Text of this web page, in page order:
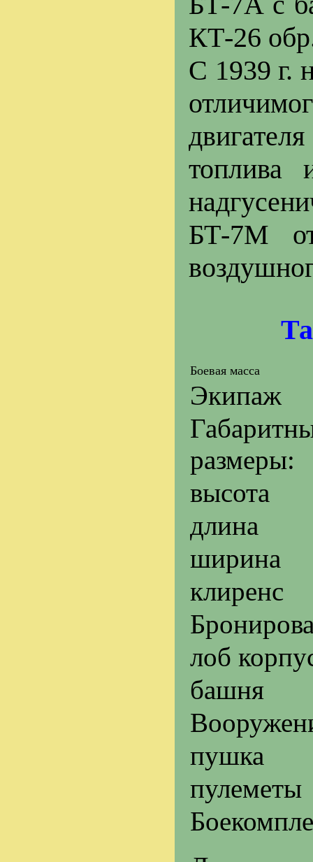
КТ-26
С 1939 г.
топлива
БТ-7М
Боевая масса
Экипаж
размеры:
высота
длина
ширина
клиренс
лоб
башня
пушка
пулеметы